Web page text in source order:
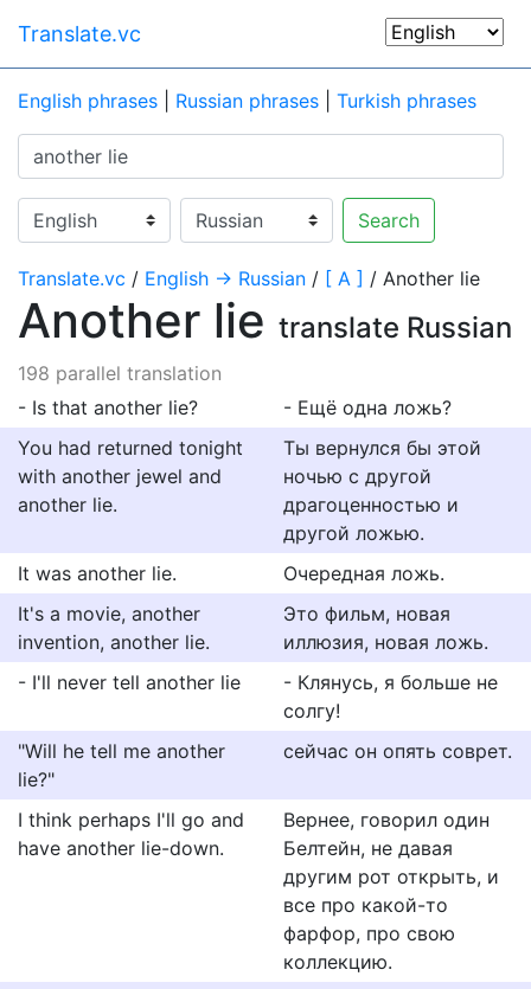
Translate.vc
English phrases Russian phrases Turkish phrases
Search
Translate.vc / English → Russian / [ A ] / Another lie
Another lie translate Russian
198 parallel translation
- Is that another lie?
- Ещё одна ложь?
You had returned tonight
with another jewel and
another lie.
Ты вернулся бы этой
ночью с другой
драгоценностью и
другой ложью.
It was another lie.
Очередная ложь.
It's a movie, another
invention, another lie.
Это фильм, новая
иллюзия, новая ложь.
- I'll never tell another lie
- Клянусь, я больше не
солгу!
"Will he tell me another
lie?"
сейчас он опять соврет.
I think perhaps I'll go and
have another lie-down.
Вернее, говорил один
Белтейн, не давая
другим рот открыть, и
все про какой-то
фарфор, про свою
коллекцию.